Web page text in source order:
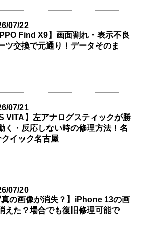
07/22
Find X9】画面割れ・表示不良
ツ交換で元通り！データそのま
07/21
VITA】左アナログスティックが勝
く・反応しない時の修理方法！名
イック名古屋
07/20
真の画像が消失？】iPhone 13の画
えた？場合でも復旧修理可能で